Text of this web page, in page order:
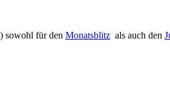
sowohl für den Monatsblitz als auch den